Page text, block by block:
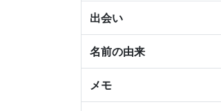
出会い
名前の由来
メモ